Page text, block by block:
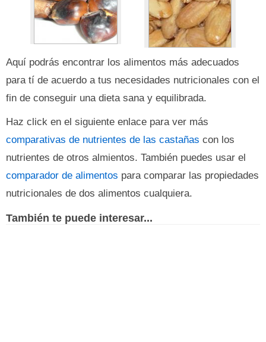
Aquí podrás encontrar los alimentos más adecuados
para tí de acuerdo a tus necesidades nutricionales con el
fin de conseguir una dieta sana y equilibrada.
Haz click en el siguiente enlace para ver más
comparativas de nutrientes de las castañas con los
nutrientes de otros almientos. También puedes usar el
comparador de alimentos para comparar las propiedades
nutricionales de dos alimentos cualquiera.
También te puede interesar...